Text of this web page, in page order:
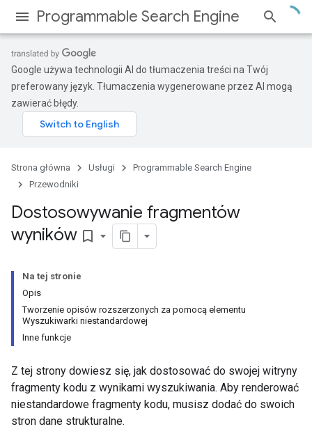
Programmable Search Engine
Google używa technologii AI do tłumaczenia treści na Twój
preferowany język. Tłumaczenia wygenerowane przez AI mogą
zawierać błędy.
Strona główna Usługi
Programmable Search Engine
Przewodniki
Dostosowywanie fragmentów
wyników bookmark_border
Na tej stronie
Opis
Tworzenie opisów rozszerzonych za pomocą elementu
Wyszukiwarki niestandardowej
Inne funkcje
Z tej strony dowiesz się, jak dostosować do swojej witryny
fragmenty kodu z wynikami wyszukiwania. Aby renderować
niestandardowe fragmenty kodu, musisz dodać do swoich
stron dane strukturalne.